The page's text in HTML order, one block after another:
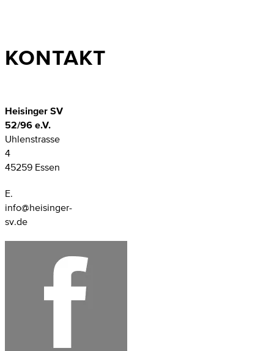
KONTAKT
Heisinger SV
52/96 e.V.
Uhlenstrasse
4
45259 Essen
E.
info@heisinger-
sv.de